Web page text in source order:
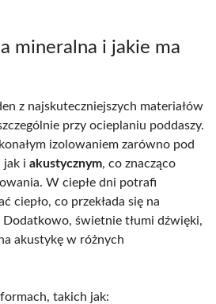
mineralna i jakie ma
z najskuteczniejszych materiałów
przy ocieplaniu poddaszy.
izolowaniem zarówno pod
jak i akustycznym, co znacząco
W ciepłe dni potrafi
ciepło, co przekłada się na
Dodatkowo, świetnie tłumi dźwięki,
akustykę w różnych
takich jak: